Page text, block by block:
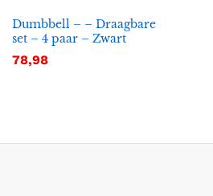
Dumbbell – – Draagbare
set – 4 paar – Zwart
78,98